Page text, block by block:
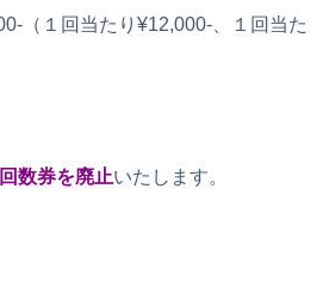
（１回当たり¥12,000-、１回当た
回数券を廃止いたします。